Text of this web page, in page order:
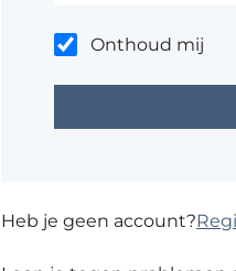
Onthoud mij
Heb je geen account?